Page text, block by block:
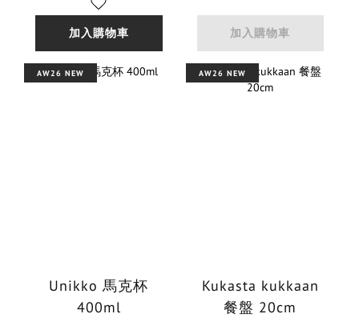
加入購物車 加入購物車
AW26 NEW
Unikko 馬克杯
400ml
AW26 NEW
Kukasta kukkaan
餐盤 20cm